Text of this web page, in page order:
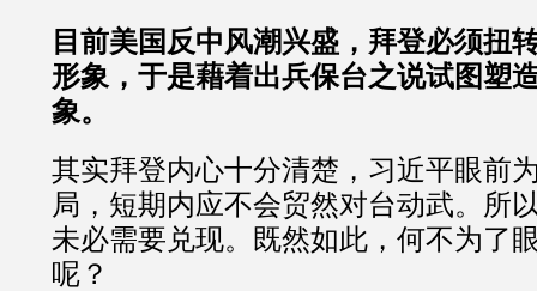
目前美国反中风潮兴盛，拜登必须扭
形象，于是藉着出兵保台之说试图塑
象。
其实拜登内心十分清楚，习近平眼前
局，短期内应不会贸然对台动武。所
未必需要兑现。既然如此，何不为了
呢？